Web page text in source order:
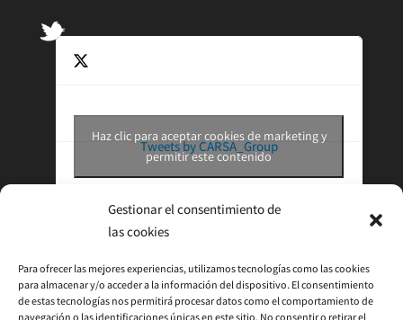
Gestionar el consentimiento de
las cookies
Para ofrecer las mejores experiencias, utilizamos tecnologías como las cookies
para almacenar y/o acceder a la información del dispositivo. El consentimiento
de estas tecnologías nos permitirá procesar datos como el comportamiento de
navegación o las identificaciones únicas en este sitio. No consentir o retirar el
Tweets by CARSA_Group
Haz clic para aceptar cookies de marketing y
permitir este contenido